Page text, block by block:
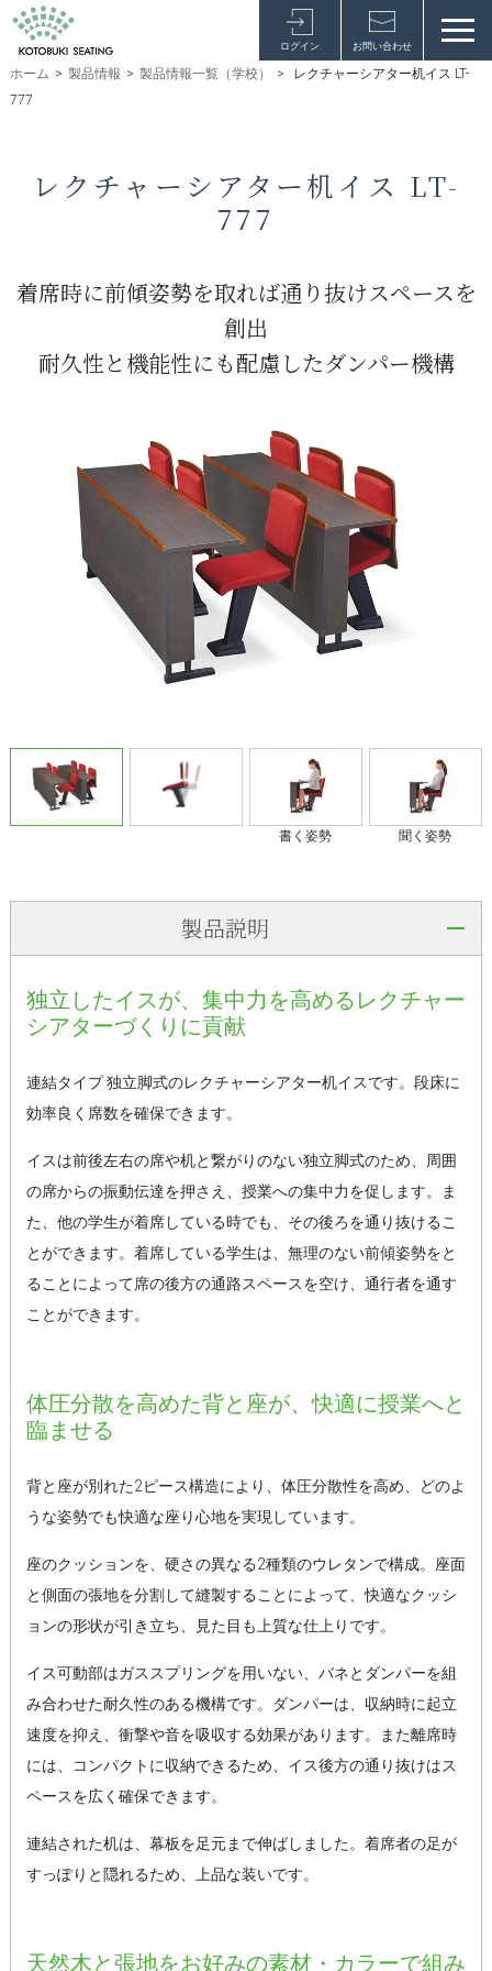
ログイン お問い合わせ
ホーム > 製品情報 > 製品情報一覧（学校） >
レクチャーシアター机イス LT-
777
レクチャーシアター机イス LT-
777
着席時に前傾姿勢を取れば通り抜けスペースを
創出
耐久性と機能性にも配慮したダンパー機構
書く姿勢 聞く姿勢
製品説明
独立したイスが、集中力を高めるレクチャー
シアターづくりに貢献
連結タイプ 独立脚式のレクチャーシアター机イスです。段床に
効率良く席数を確保できます。
イスは前後左右の席や机と繋がりのない独立脚式のため、周囲
の席からの振動伝達を押さえ、授業への集中力を促します。ま
た、他の学生が着席している時でも、その後ろを通り抜けるこ
とができます。着席している学生は、無理のない前傾姿勢をと
ることによって席の後方の通路スペースを空け、通行者を通す
ことができます。
体圧分散を高めた背と座が、快適に授業へと
臨ませる
背と座が別れた2ピース構造により、体圧分散性を高め、どのよ
うな姿勢でも快適な座り心地を実現しています。
座のクッションを、硬さの異なる2種類のウレタンで構成。座面
と側面の張地を分割して縫製することによって、快適なクッシ
ョンの形状が引き立ち、見た目も上質な仕上りです。
イス可動部はガススプリングを用いない、バネとダンパーを組
み合わせた耐久性のある機構です。ダンパーは、収納時に起立
速度を抑え、衝撃や音を吸収する効果があります。また離席時
には、コンパクトに収納できるため、イス後方の通り抜けはス
ペースを広く確保できます。
連結された机は、幕板を足元まで伸ばしました。着席者の足が
すっぽりと隠れるため、上品な装いです。
天然木と張地をお好みの素材・カラーで組み